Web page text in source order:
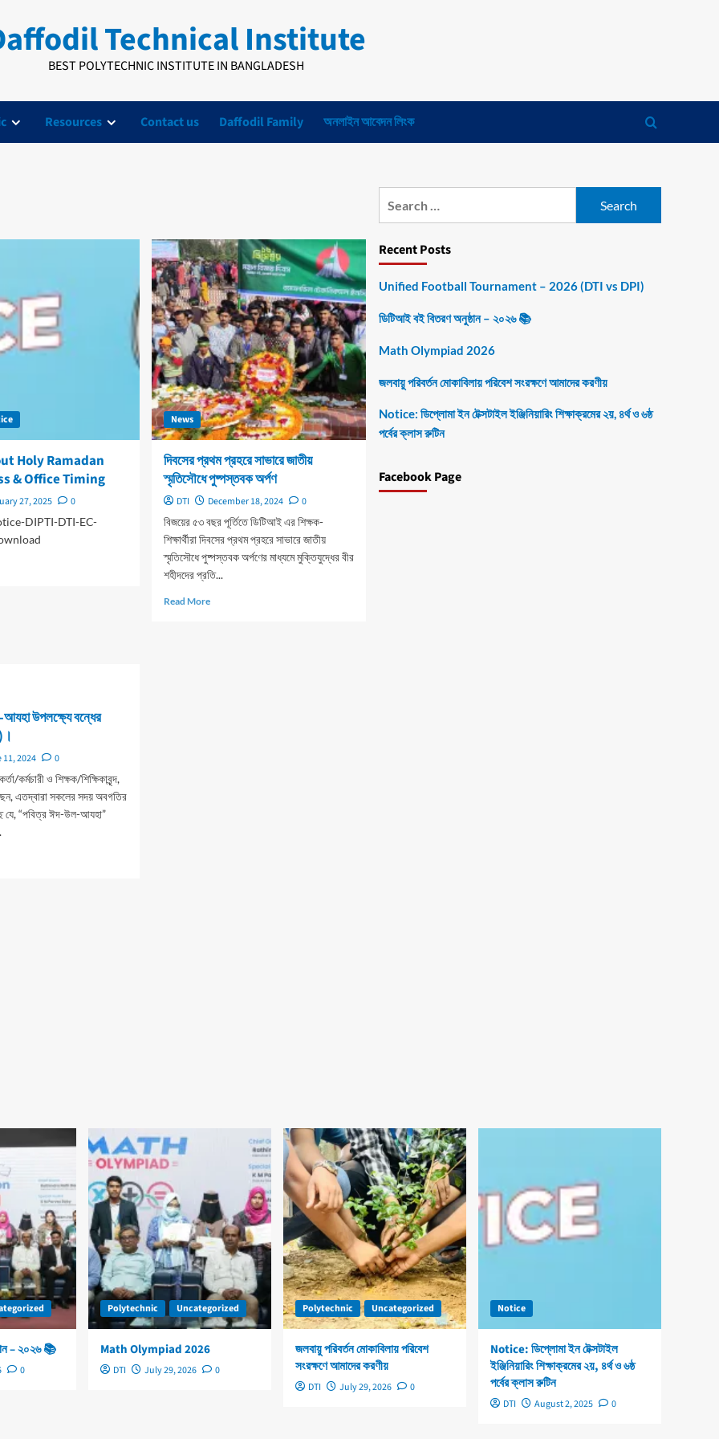
Technical Institute
BEST POLYTECHNIC INSTITUTE IN BANGLADESH
Resources Contact us Daffodil Family অনলাইন আবেদন লিংক
Holy Ramadan
& Office Timing
27, 2025
0
DIPTI-DTI-EC-
News
দিবসের প্রথম প্রহরে সাভারে জাতীয়
স্মৃতিসৌধে পুষ্পস্তবক অর্পণ
DTI December 18, 2024
0
বিজয়ের ৫৩ বছর পূর্তিতে ডিটিআই এর শিক্ষক-
শিক্ষার্থীরা দিবসের প্রথম প্রহরে সাভারে জাতীয়
স্মৃতিসৌধে পুষ্পস্তবক অর্পণের মাধ্যমে মুক্তিযুদ্ধের বীর
শহীদদের প্রতি...
Read MoreRead
উপলক্ষ্যে বন্ধের
2024
0
কর্মচারী ও শিক্ষক/শিক্ষিকাবৃন্দ,
এতদ্বারা সকলের সদয় অবগতির
যে, “পবিত্র ঈদ-উল-আযহা”
Recent Posts
Unified Football Tournament – 2026 (DTI vs DPI)
ডিটিআই বই বিতরণ অনুষ্ঠান – ২০২৬ 📚
Math Olympiad 2026
জলবায়ু পরিবর্তন মোকাবিলায় পরিবেশ সংরক্ষণে আমাদের করণীয়
Notice: ডিপ্লোমা ইন টেক্সটাইল ইঞ্জিনিয়ারিং শিক্ষাক্রমের ২য়, ৪র্থ ও ৬ষ্ঠ
পর্বের ক্লাস রুটিন
Facebook Page
– ২০২৬ 📚
0
Polytechnic Uncategorized
Math Olympiad 2026
DTI July 29, 2026 0
Polytechnic Uncategorized
জলবায়ু পরিবর্তন মোকাবিলায় পরিবেশ
সংরক্ষণে আমাদের করণীয়
DTI July 29, 2026 0
Notice
Notice: ডিপ্লোমা ইন টেক্সটাইল
ইঞ্জিনিয়ারিং শিক্ষাক্রমের ২য়, ৪র্থ ও ৬ষ্ঠ
পর্বের ক্লাস রুটিন
DTI August 2, 2025 0